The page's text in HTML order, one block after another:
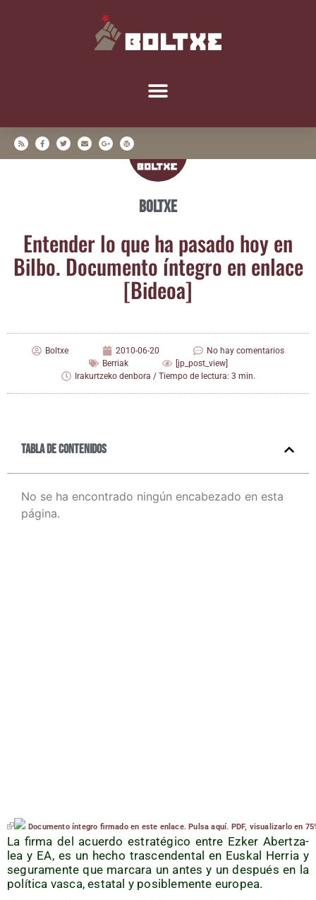
Boltxe
Enten­der lo que ha pasa­do hoy en
Bil­bo. Docu­men­to ínte­gro en enla­ce
[Bideoa]
Boltxe 2010-06-20
No hay comentarios
Berriak
[jp_post_view]
Irakurtzeko denbora / Tiempo de lectura: 3 min.
Tabla de contenidos
No se ha encontrado ningún encabezado en esta
página.
Docu­men­to ínte­gro fir­ma­do en este enla­ce. Pul­sa aquí. PDF, visua­li­zar­lo en
La fir­ma del acuer­do estra­té­gi­co entre Ezker Aber­tza­
lea y EA, es un hecho tras­cen­den­tal en Eus­kal Herria y
segu­ra­men­te que mar­ca­ra un antes y un des­pués en la
polí­ti­ca vas­ca, esta­tal y posi­ble­men­te europea.